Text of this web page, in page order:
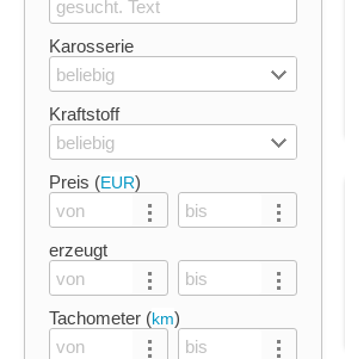
Karosserie
beliebig
Kraftstoff
beliebig
Preis (EUR)
erzeugt
Tachometer (km)